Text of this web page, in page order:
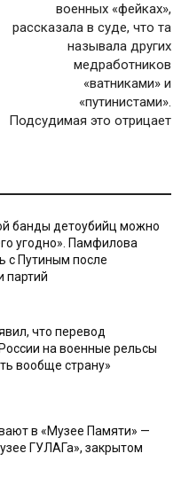
военных «фейках»,
рассказала в суде, что та
называла других
медработников
«ватниками» и
«путинистами».
Подсудимая это отрицает
банды детоубийц можно
угодно». Памфилова
с Путиным после
партий
что перевод
на военные рельсы
вообще страну»
в «Музее Памяти» —
ГУЛАГа», закрытом